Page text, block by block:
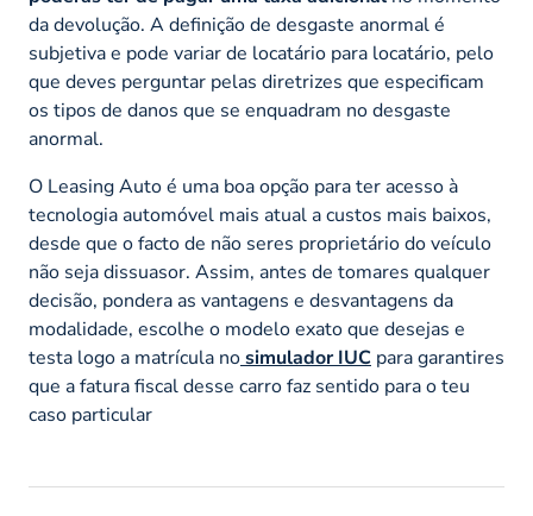
da devolução. A definição de desgaste anormal é
subjetiva e pode variar de locatário para locatário, pelo
que deves perguntar pelas diretrizes que especificam
os tipos de danos que se enquadram no desgaste
anormal.
O Leasing Auto é uma boa opção para ter acesso à
tecnologia automóvel mais atual a custos mais baixos,
desde que o facto de não seres proprietário do veículo
não seja dissuasor. Assim, antes de tomares qualquer
decisão, pondera as vantagens e desvantagens da
modalidade, escolhe o modelo exato que desejas e
testa logo a matrícula nosimulador IUC para garantires
que a fatura fiscal desse carro faz sentido para o teu
caso particular